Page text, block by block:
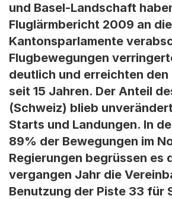
und Basel-Landschaft
Fluglärmbericht 2009 an die
Kantonsparlamente
Flugbewegungen
deutlich und erreichten
seit 15 Jahren. Der Anteil
(Schweiz) blieb
Starts und Landungen. In
89% der Bewegungen im
Regierungen begrüssen es
vergangen Jahr die
Benutzung der Piste 33 für